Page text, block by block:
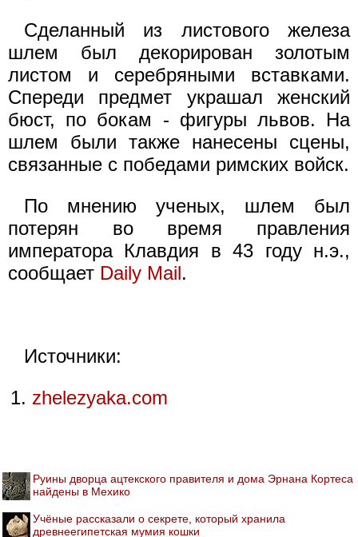
Сделанный из листового железа
шлем был декорирован золотым
листом и серебряными вставками.
Спереди предмет украшал женский
бюст, по бокам - фигуры львов. На
шлем были также нанесены сцены,
связанные с победами римских войск.
По мнению ученых, шлем был
потерян во время правления
императора Клавдия в 43 году н.э.,
сообщает Daily Mail.
Источники:
zhelezyaka.com
Руины дворца ацтекского правителя и дома Эрнана Кортеса
найдены в Мехико
Учёные рассказали о секрете, который хранила
древнеегипетская мумия кошки